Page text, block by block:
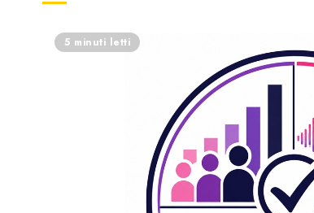
5 minuti letti